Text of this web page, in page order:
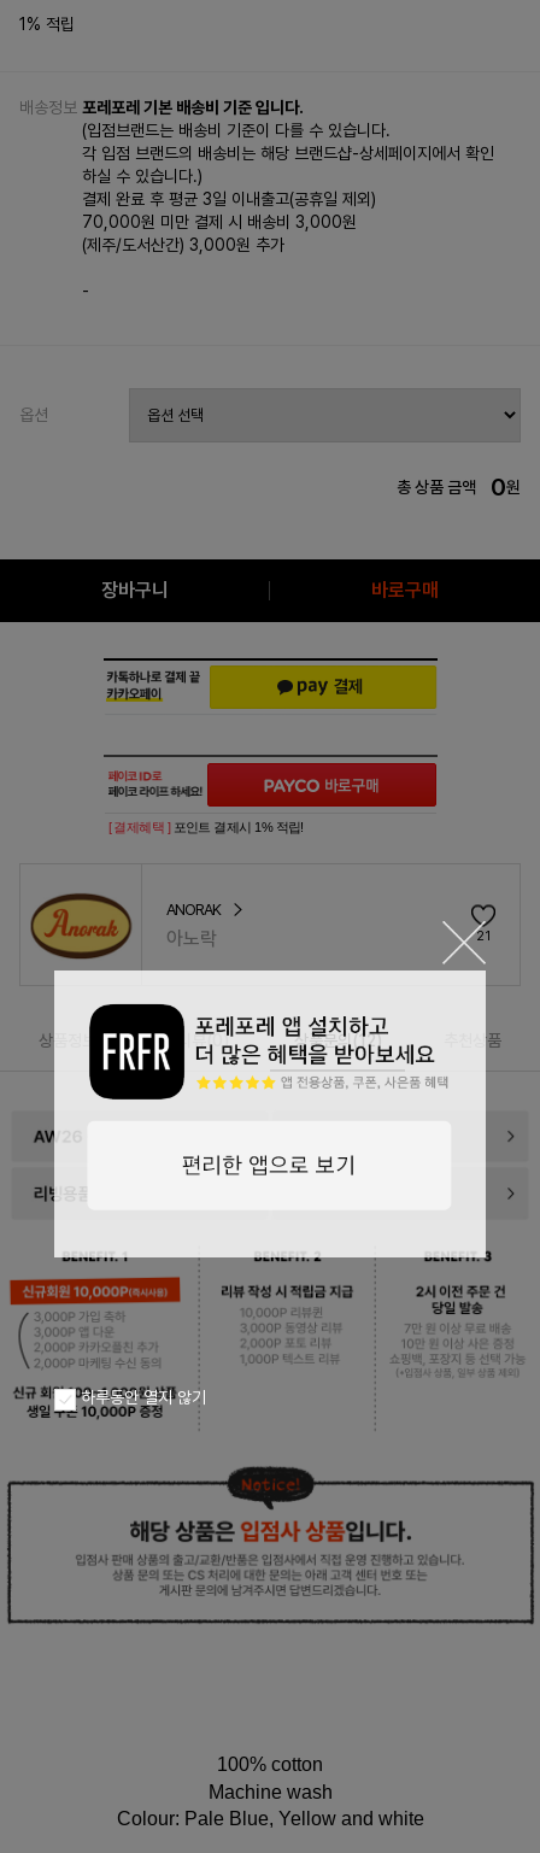
1% 적립
배송정보 포레포레 기본 배송비 기준 입니다.
(입점브랜드는 배송비 기준이 다를 수 있습니다.
각 입점 브랜드의 배송비는 해당 브랜드샵-상세페이지에서 확인
하실 수 있습니다.)
결제 완료 후 평균 3일 이내출고(공휴일 제외)
70,000원 미만 결제 시 배송비 3,000원
(제주/도서산간) 3,000원 추가
-
옵션
총 상품 금액 0원
장바구니 바로구매
페이코 ID로
PAYCO 바로구
[ 결제혜택 ] 포인트 결제시 1% 적립!
ANORAK
아노락 21
상품정보 리뷰(0 ) 상품문의(12) 추천상품
100% cotton
Machine wash
Colour: Pale Blue, Yellow and white
하루동안 열지 않기